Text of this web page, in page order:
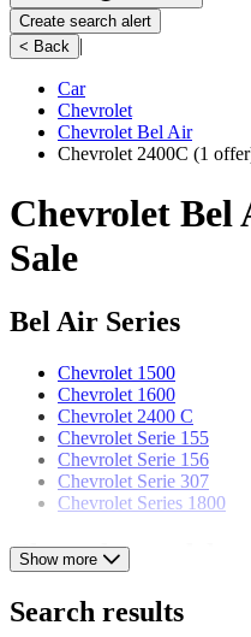
Create search alert
< Back |
Car
Chevrolet
Chevrolet Bel Air
Chevrolet 2400C (1
Chevrolet Bel
Sale
Bel Air Series
Chevrolet 1500
Chevrolet 1600
Chevrolet 2400 C
Chevrolet Serie 155
Chevrolet Serie 156
Chevrolet Serie 307
Chevrolet Series 1800
Chevrolet models
Chevrolet 3100
Chevrolet C/K
Show more
Search results